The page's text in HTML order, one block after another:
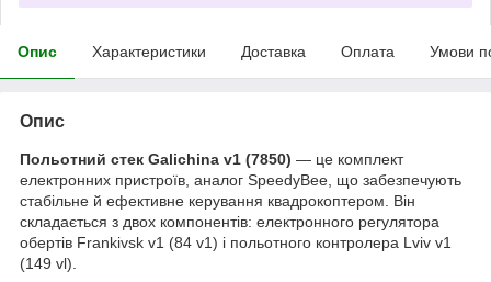
Опис Характеристики Доставка Оплата Умови
Опис
Польотний стек Galichina v1 (7850) — це комплект
електронних пристроїв, аналог SpeedyBee, що забезпечують
стабільне й ефективне керування квадрокоптером. Він
складається з двох компонентів: електронного регулятора
обертів Frankivsk v1 (84 v1) і польотного контролера Lviv v1
(149 vl).